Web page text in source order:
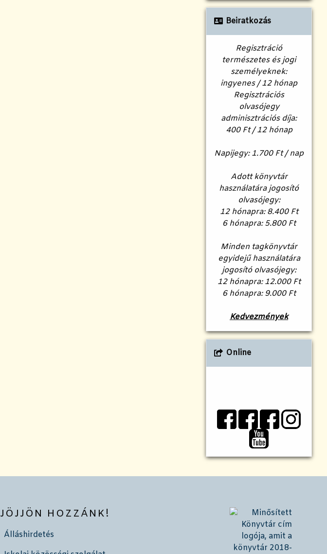
Beiratkozás
Regisztráció
természetes és jogi
személyeknek:
ingyenes / 12 hónap
Regisztrációs
olvasójegy
adminisztrációs díja:
400 Ft / 12 hónap
Napijegy: 1.700 Ft / nap
Adott könyvtár
használatára jogosító
olvasójegy:
12 hónapra: 8.400 Ft
6 hónapra: 5.800 Ft
Minden tagkönyvtár
egyidejű használatára
jogosító olvasójegy:
12 hónapra: 12.000 Ft
6 hónapra: 9.000 Ft
Kedvezmények
Online
JÖJJÖN HOZZÁNK!
Álláshirdetés